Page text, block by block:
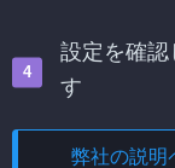
設定を確認
す
弊社の説明